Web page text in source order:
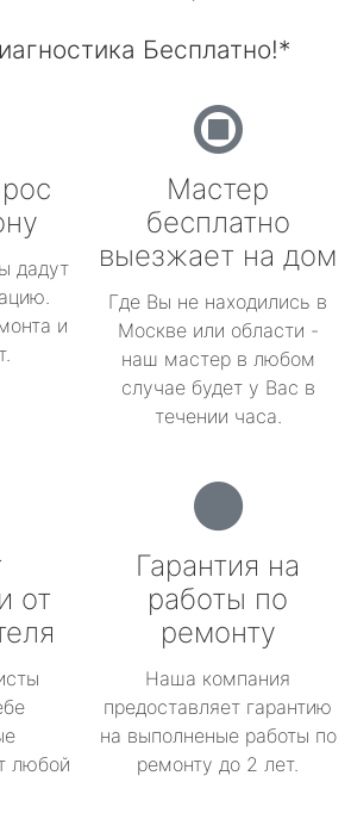
Бесплатно!*
дадут
и
Мастер
бесплатно
выезжает на дом
Где Вы не находились в
Москве или области -
наш мастер в любом
случае будет у Вас в
течении часа.
от
любой
Гарантия на
работы по
ремонту
Наша компания
предоставляет гарантию
на выполненые работы по
ремонту до 2 лет.